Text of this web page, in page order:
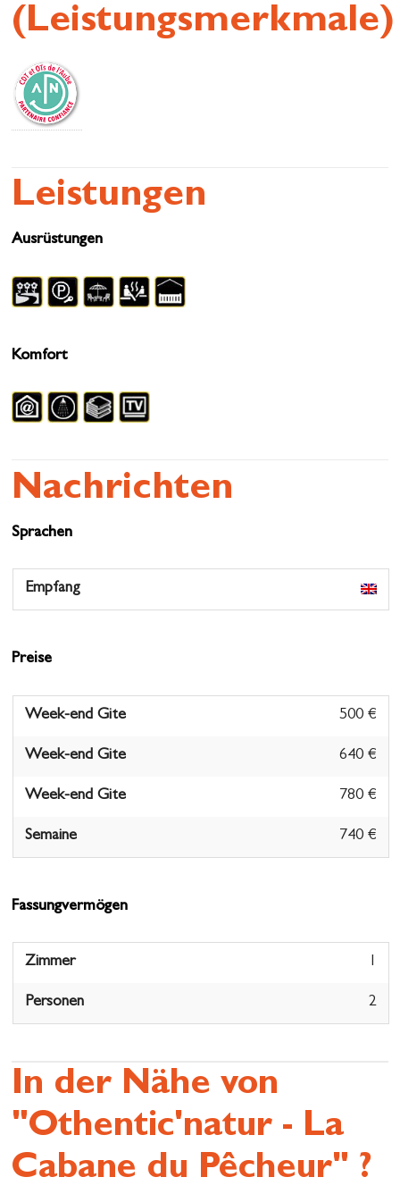
(Leistungsmerkmale)
Leistungen
Ausrüstungen
Komfort
Nachrichten
Sprachen
Empfang
Preise
Week-end Gite 500 €
Week-end Gite 640 €
Week-end Gite 780 €
Semaine 740 €
Fassungvermögen
Zimmer 1
Personen 2
In der Nähe von
"Othentic'natur - La
Cabane du Pêcheur" ?